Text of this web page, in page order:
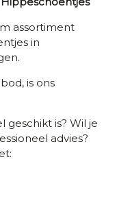
assortiment
in
is ons
geschikt is? Wil je
advies?